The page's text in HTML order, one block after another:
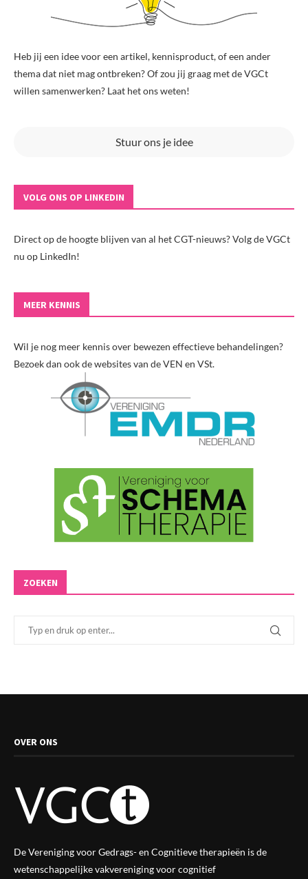
Heb jij een idee voor een artikel, kennisproduct, of een ander
thema dat niet mag ontbreken? Of zou jij graag met de VGCt
willen samenwerken? Laat het ons weten!
Stuur ons je idee
VOLG ONS OP LINKEDIN
Direct op de hoogte blijven van al het CGT-nieuws? Volg de VGCt
nu op LinkedIn!
MEER KENNIS
Wil je nog meer kennis over bewezen effectieve behandelingen?
Bezoek dan ook de websites van de VEN en VSt.
ZOEKEN
OVER ONS
De Vereniging voor Gedrags- en Cognitieve therapieën is de
wetenschappelijke vakverenigingvoor cognitief